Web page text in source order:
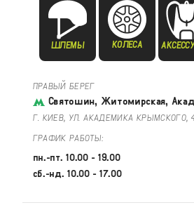
ШЛЕМЫ КОЛЕСА
ПРАВЫЙ БЕРЕГ
Святошин, Житомирская,
Г. КИЕВ, УЛ. АКАДЕМИКА КРЫМСКОГО,
ГРАФИК РАБОТЫ:
пн.-пт. 10.00 - 19.00
сб.-нд. 10.00 - 17.00